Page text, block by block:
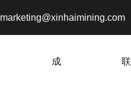
marketing@xinhaimining.com
成 联